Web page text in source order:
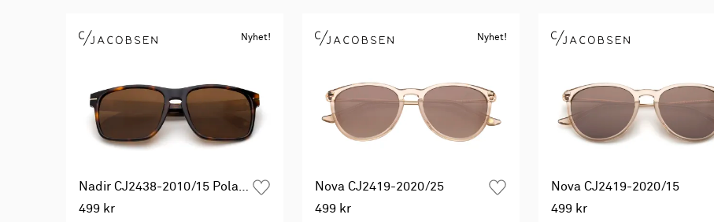
Nyhet!
499 kr
Nyhet!
Nova CJ2419-2020/25
499 kr
Nova CJ2419-2020/15
499 kr